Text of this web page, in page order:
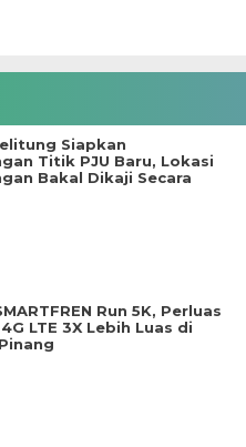
Siapkan
Titik PJU Baru, Lokasi
Bakal Dikaji Secara
Run 5K, Perluas
LTE 3X Lebih Luas di